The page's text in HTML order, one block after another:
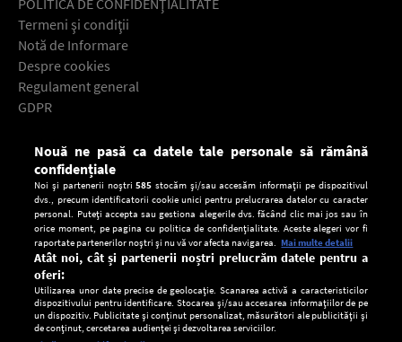
Termeni şi condiţii
Notă de Informare
Despre cookies
Regulament general
GDPR
Descarcă gratuit aplicaţia Europa FM pentru smartphone:
Nouă ne pasă ca datele tale personale să rămână
confidențiale
Noi și partenerii noștri585 stocăm și/sau accesăm informații pe dispozitivul
dvs., precum identificatorii cookie unici pentru prelucrarea datelor cu caracter
personal. Puteți accepta sau gestiona alegerile dvs. făcând clic mai jos sau în
orice moment, pe pagina cu politica de confidențialitate. Aceste alegeri vor fi
raportate partenerilor noștri și nu vă vor afecta navigarea. Mai multe detalii
Atât noi, cât și partenerii noștri prelucrăm datele pentru a
oferi:
Utilizarea unor date precise de geolocație. Scanarea activă a caracteristicilor
dispozitivului pentru identificare. Stocarea și/sau accesarea informațiilor de pe
un dispozitiv. Publicitate și conținut personalizat, măsurători ale publicității și
de conținut, cercetarea audienței și dezvoltarea serviciilor.